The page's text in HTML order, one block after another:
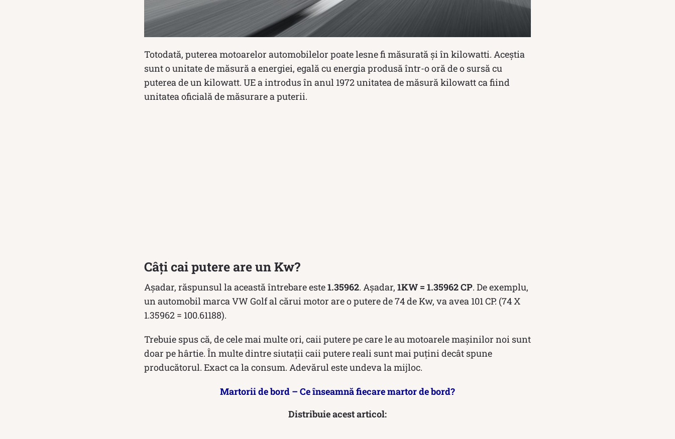
Totodată, puterea motoarelor automobilelor poate lesne fi măsurată și în kilowatti. Aceștia
sunt o unitate de măsură a energiei, egală cu energia produsă într-o oră de o sursă cu
puterea de un kilowatt. UE a introdus în anul 1972 unitatea de măsură kilowatt ca fiind
unitatea oficială de măsurare a puterii.
Câți cai putere are un Kw?
Așadar, răspunsul la această întrebare este1.35962. Așadar, 1KW = 1.35962 CP. De exemplu,
un automobil marca VW Golf al cărui motor are o putere de 74 de Kw, va avea 101 CP. (74 X
1.35962 = 100.61188).
Trebuie spus că, de cele mai multe ori, caii putere pe care le au motoarele mașinilor noi sunt
doar pe hârtie. În multe dintre siutații caii putere reali sunt mai puțini decât spune
producătorul. Exact ca la consum. Adevărul este undeva la mijloc.
Martorii de bord – Ce înseamnă fiecare martor de bord?
Distribuie acest articol: